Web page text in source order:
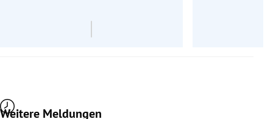
Weitere Meldungen